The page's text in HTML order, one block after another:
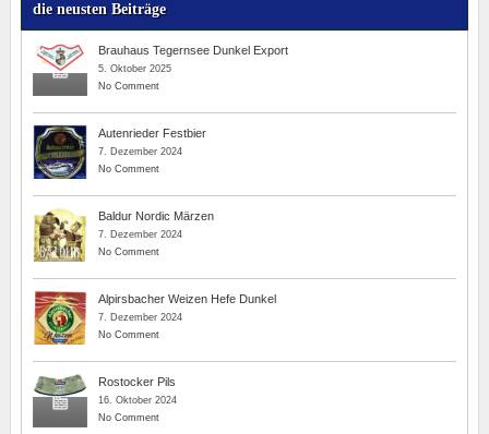
die neusten Beiträge
Brauhaus Tegernsee Dunkel Export
5. Oktober 2025
No Comment
Autenrieder Festbier
7. Dezember 2024
No Comment
Baldur Nordic Märzen
7. Dezember 2024
No Comment
Alpirsbacher Weizen Hefe Dunkel
7. Dezember 2024
No Comment
Rostocker Pils
16. Oktober 2024
No Comment